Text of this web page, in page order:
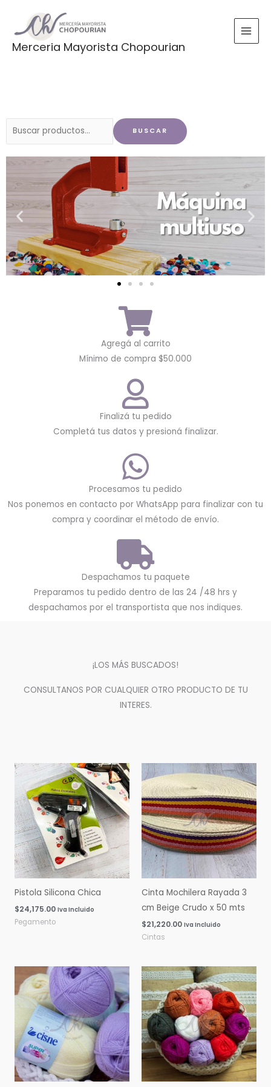
contenido
Merceria Mayorista Chopourian
Buscar
BUSCAR
Agregá al carrito
Mínimo de compra $50.000
Finalizá tu pedido
Completá tus datos y presioná finalizar.
Procesamos tu pedido
Nos ponemos en contacto por WhatsApp para finalizar con tu
compra y coordinar el método de envío.
Despachamos tu paquete
Preparamos tu pedido dentro de las 24 /48 hrs y
despachamos por el transportista que nos indiques.
¡LOS MÁS BUSCADOS!
CONSULTANOS POR CUALQUIER OTRO PRODUCTO DE TU
INTERES.
Pistola Silicona Chica
$24,175.00 Iva Incluido
Pegamento
Cinta Mochilera Rayada 3
cm Beige Crudo x 50 mts
$21,220.00 Iva Incluido
Cintas
Rango
de
precios:
desde
$0.00
hasta
$16,060.00
Rango
de
precios:
desde
$0.00
hasta
$14,600.00